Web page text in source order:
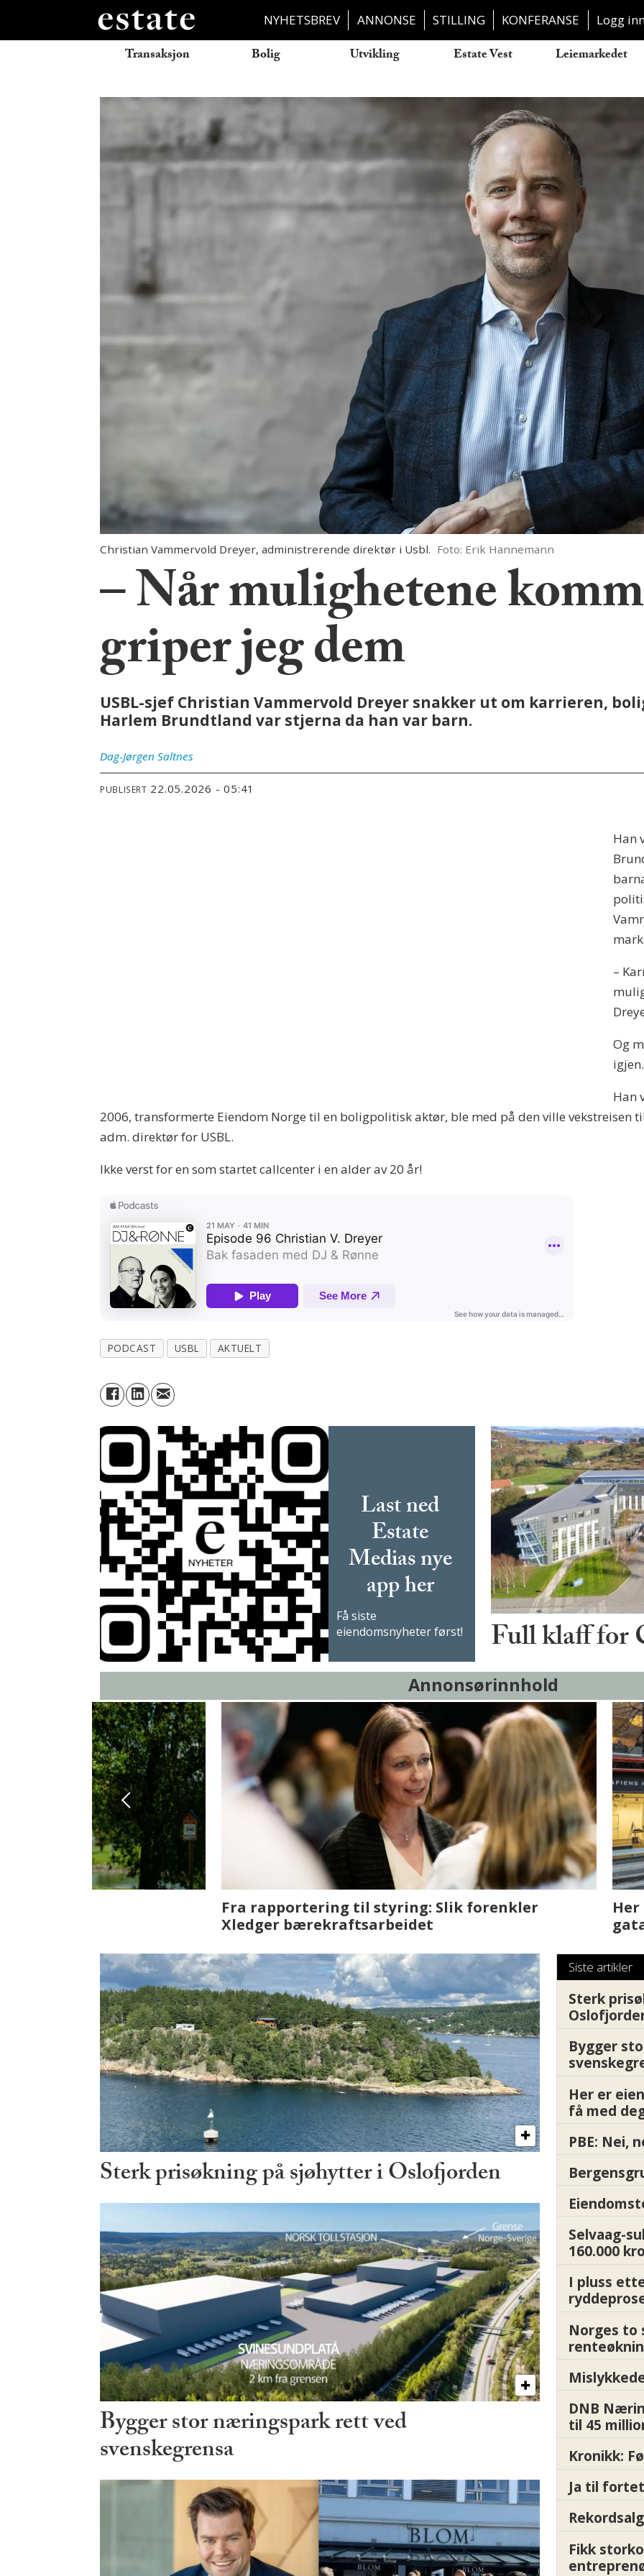
NYHETSBREV ANNONSE STILLING KONFERANSE Logg
Transaksjon Bolig Utvikling Estate Vest Leiemarkedet
Christian Vammervold Dreyer, administrerende direktør i Usbl. Foto: Erik Hannemann
– Når mulighetene
griper jeg dem
USBL-sjef Christian Vammervold Dreyer snakker ut om karrieren,
Harlem Brundtland var stjerna da han var barn.
Dag-Jørgen Saltnes
PUBLISERT 22.05.2026 - 05:41
Han
–
Og
igjen.
Han
2006, transformerte Eiendom Norge til en boligpolitisk aktør, ble med på den ville vekstreisen
adm. direktør for USBL.
Ikke verst for en som startet callcenter i en alder av 20 år!
PODCAST USBL AKTUELT
Last ned
Estate
Medias nye
app her
Få siste
eiendomsnyheter først!
Full klaff for
Annonsørinnhold
Fenistra endrer eiendomsbransjen med AI. Slik
ser vi på fremtiden
Det er i Drammen
Sterk prisøkning på sjøhytter i Oslofjorden
Bygger stor næringspark rett ved
svenskegrensa
Siste artikler
Sterk
Bygger
Her er
få med
PBE: Nei,
Selvaag-
160.000
I pluss
Norges to
DNB
til 45
Kronikk:
Ja til
Fikk